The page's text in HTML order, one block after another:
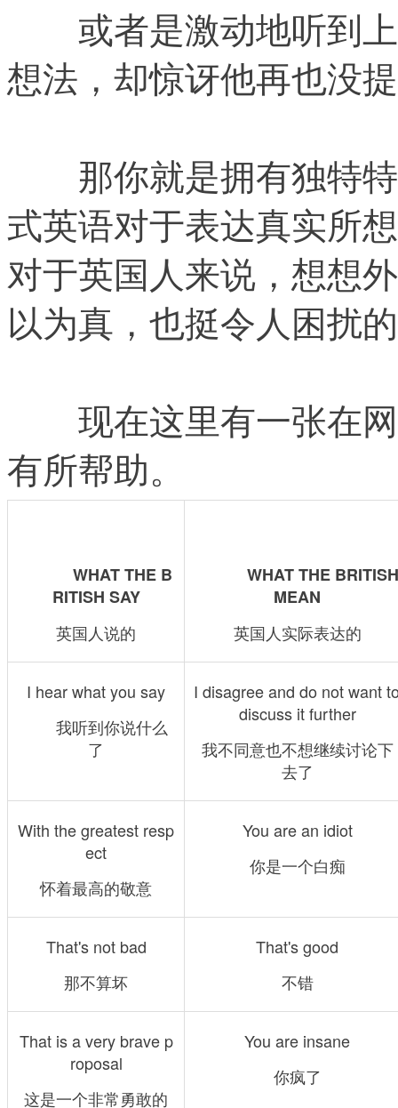
或者是激动地听到上
想法，却惊讶他再也没
那你就是拥有独特特
式英语对于表达真实所
对于英国人来说，想想
以为真，也挺令人困扰
现在这里有一张在网
有所帮助。
WHAT THE B
RITISH SAY
英国人说的
WHAT THE BRITISH
MEAN
英国人实际表达的
I hear what you say
我听到你说什么
了
I disagree and do not want
discuss it further
我不同意也不想继续讨论下
去了
With the greatest resp
ect
怀着最高的敬意
You are an idiot
你是一个白痴
That's not bad
那不算坏
That's good
不错
That is a very brave p
roposal
这是一个非常勇敢的
You are insane
你疯了